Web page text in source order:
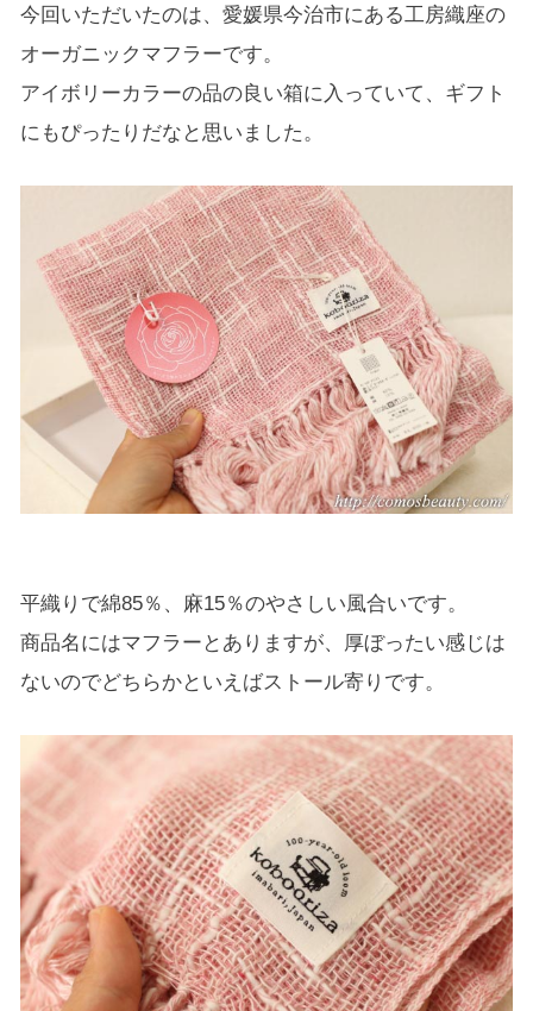
今回いただいたのは、愛媛県今治市にある工房織座の
オーガニックマフラーです。
アイボリーカラーの品の良い箱に入っていて、ギフト
にもぴったりだなと思いました。
平織りで綿85％、麻15％のやさしい風合いです。
商品名にはマフラーとありますが、厚ぼったい感じは
ないのでどちらかといえばストール寄りです。